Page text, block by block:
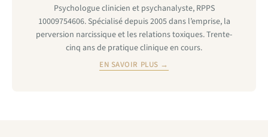
Psychologue clinicien et psychanalyste, RPPS
10009754606. Spécialisé depuis 2005 dans l’emprise, la
perversion narcissique et les relations toxiques. Trente-
cinq ans de pratique clinique en cours.
EN SAVOIR PLUS →